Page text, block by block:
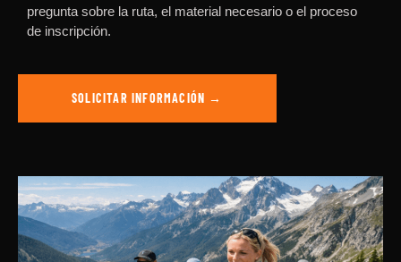
pregunta sobre la ruta, el material necesario o el proceso
de inscripción.
SOLICITAR INFORMACIÓN →